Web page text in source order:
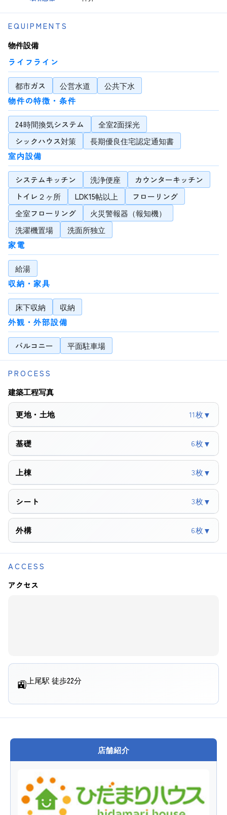
EQUIPMENTS
物件設備
ライフライン
都市ガス 公営水道
公共下水
物件の特徴・条件
24時間換気システム
全室2面採光
シックハウス対策
長期優良住宅認定通知書
室内設備
システムキッチン 洗浄便座
カウンターキッチン
トイレ２ヶ所
LDK15帖以上
フローリング
全室フローリング
火災警報器（報知機）
洗濯機置場
洗面所独立
家電
給湯
収納・家具
床下収納
収納
外観・外部設備
バルコニー 平面駐車場
PROCESS
建築工程写真
更地・土地 11枚▼
基礎 6枚▼
上棟 3枚▼
シート 3枚▼
外構 6枚▼
ACCESS
アクセス
🚉上尾駅 徒歩22分
店舗紹介